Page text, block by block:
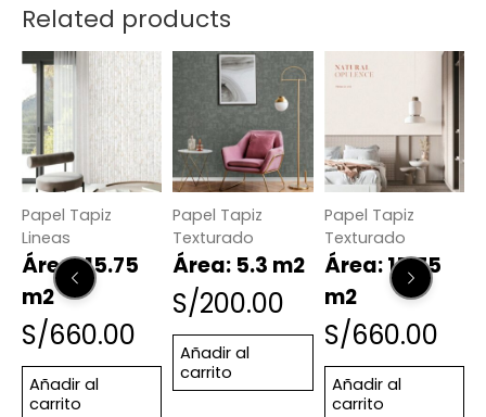
Related products
Papel Tapiz
Lineas
Área: 15.75
m2
S/660.00
Añadir al
carrito
Papel Tapiz
Texturado
Área: 5.3 m2
S/200.00
Añadir al
carrito
Papel Tapiz
Texturado
Área: 15.75
m2
S/660.00
Añadir al
carrito